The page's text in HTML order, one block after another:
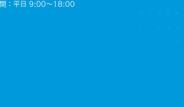
間：平日 9:00〜18:00